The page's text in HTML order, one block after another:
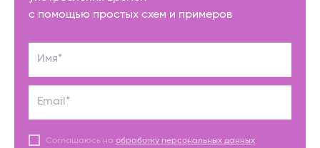
с помощью простых схем и примеров
Имя*
Email*
Соглашаюсь на обработку персональных данных